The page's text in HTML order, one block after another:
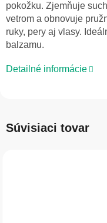
pokožku. Zjemňuje
vetrom a obnovuje
ruky, pery aj vlasy.
balzamu.
Detailné informácie
Súvisiaci tovar